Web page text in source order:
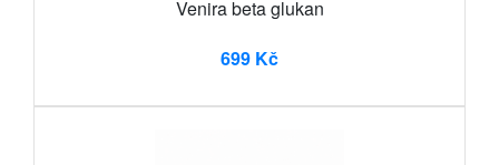
Venira beta glukan
699 Kč